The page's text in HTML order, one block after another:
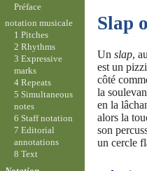
Slap
Un slap,
est un
côté
la
en la
alors la
son
un cercle
Préface
notation musicale
1 Pitches
2 Rhythms
3 Expressive
marks
4 Repeats
5 Simultaneous
notes
6 Staff notation
7 Editorial
annotations
8 Text